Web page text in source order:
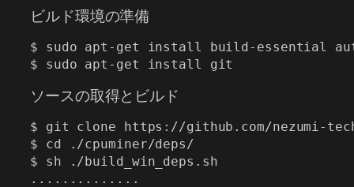
ビルド環境の準備
$ sudo apt-get install build-essential
$ sudo apt-get install git
ソースの取得とビルド
$ git clone https://github.com/nezumi-
$ cd ./cpuminer/deps/
$ sh ./build_win_deps.sh
..............